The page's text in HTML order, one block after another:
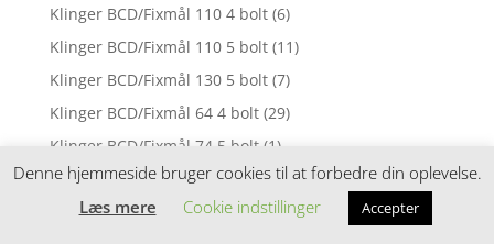
Klinger BCD/Fixmål 110 4 bolt (6)
Klinger BCD/Fixmål 110 5 bolt (11)
Klinger BCD/Fixmål 130 5 bolt (7)
Klinger BCD/Fixmål 64 4 bolt (29)
Klinger BCD/Fixmål 74 5 bolt (1)
Klinger BCD/Fixmål 80 4 bolt (3)
Klinger BCD/Fixmål 88 4 bolt (2)
Denne hjemmeside bruger cookies til at forbedre din oplevelse.
Læs mere
Cookie indstillinger Accepter